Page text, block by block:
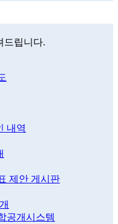
드립니다.
내역
제안 게시판
공개시스템